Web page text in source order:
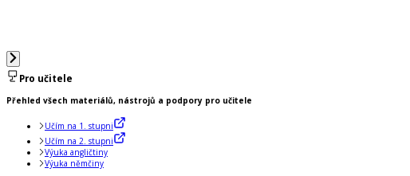
Pro učitele
Přehled všech materiálů, nástrojů a podpory pro učitele
Učím na 1. stupni
Učím na 2. stupni
Výuka angličtiny
Výuka němčiny